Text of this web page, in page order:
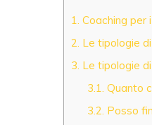
1. Coaching per
2. Le tipologie
3. Le tipologie
3.1. Quanto
3.2. Posso